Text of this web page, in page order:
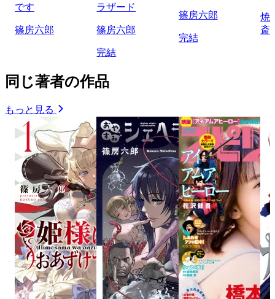
です
篠房六郎
ラザード
篠房六郎
完結
篠房六郎
完結
焼
斎
同じ著者の作品
もっと見る